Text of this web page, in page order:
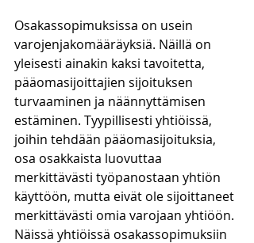
Osakassopimuksissa on usein
varojenjakomääräyksiä. Näillä on
yleisesti ainakin kaksi tavoitetta,
pääomasijoittajien sijoituksen
turvaaminen ja näännyttämisen
estäminen. Tyypillisesti yhtiöissä,
joihin tehdään pääomasijoituksia,
osa osakkaista luovuttaa
merkittävästi työpanostaan yhtiön
käyttöön, mutta eivät ole sijoittaneet
merkittävästi omia varojaan yhtiöön.
Näissä yhtiöissä osakassopimuksiin